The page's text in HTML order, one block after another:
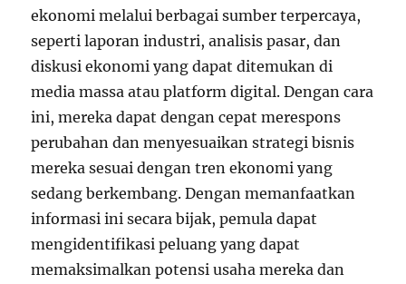
ekonomi melalui berbagai sumber terpercaya,
seperti laporan industri, analisis pasar, dan
diskusi ekonomi yang dapat ditemukan di
media massa atau platform digital. Dengan cara
ini, mereka dapat dengan cepat merespons
perubahan dan menyesuaikan strategi bisnis
mereka sesuai dengan tren ekonomi yang
sedang berkembang. Dengan memanfaatkan
informasi ini secara bijak, pemula dapat
mengidentifikasi peluang yang dapat
memaksimalkan potensi usaha mereka dan